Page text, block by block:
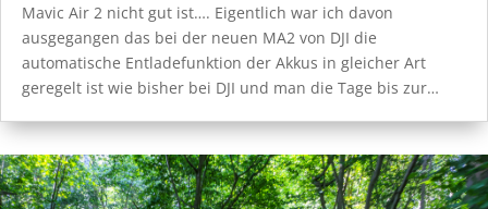
Mavic Air 2 nicht gut ist…. Eigentlich war ich davon
ausgegangen das bei der neuen MA2 von DJI die
automatische Entladefunktion der Akkus in gleicher Art
geregelt ist wie bisher bei DJI und man die Tage bis zur…